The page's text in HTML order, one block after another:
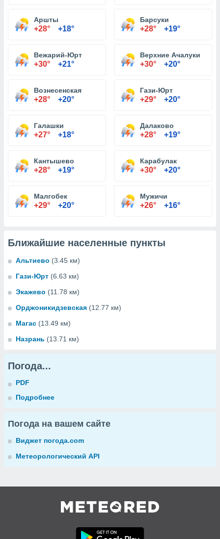
Аршты
+28° +18°
Барсуки
+28° +19°
Вежарий-Юрт
+30° +21°
Верхние Ачалуки
+30° +20°
Вознесенская
+28° +20°
Гази-Юрт
+29° +20°
Галашки
+27° +18°
Далаково
+28° +19°
Кантышево
+28° +19°
Карабулак
+30° +20°
Малгобек
+29° +20°
Мужичи
+26° +16°
Ближайшие населенные пункты
Альтиево (3.45 км)
Гази-Юрт (6.63 км)
Экажево (11.78 км)
Орджоникидзевская (12.77 км)
Магас (13.49 км)
Назрань (13.71 км)
Погода...
PDF
Подробнее
Погода на вашем сайте
Виджет погода.com
Метеорологический API